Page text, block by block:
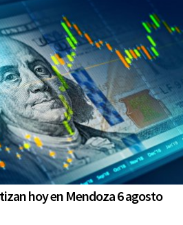
hoy en Mendoza 6 agosto